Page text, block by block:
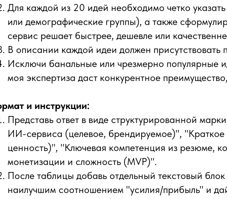
Для каждой из 20 идей необходимо четко
или демографические группы), а также
сервис решает быстрее, дешевле или
В описании каждой идеи должен
Исключи банальные или чрезмерно популярные
моя экспертиза даст конкурентное
и инструкции:
Представь ответ в виде структурированной
ИИ-сервиса (целевое, брендируемое)",
ценность)", "Ключевая компетенция из резюме,
монетизации и сложность (MVP)".
После таблицы добавь отдельный текстовый
наилучшим соотношением "усилия/прибыль" и